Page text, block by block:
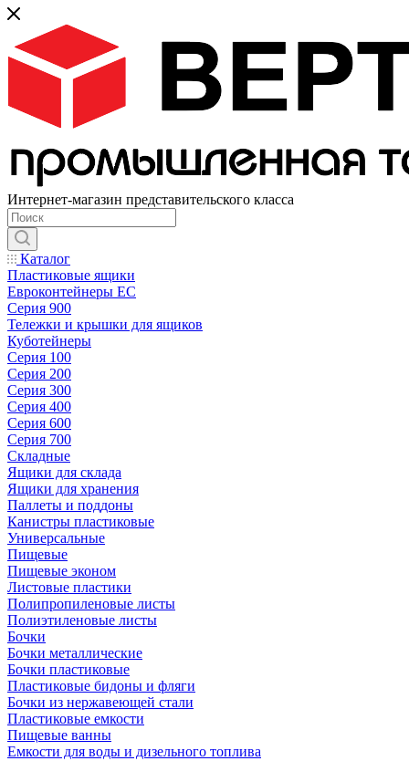
Интернет-магазин представительского класса
Каталог
Пластиковые ящики
Евроконтейнеры ЕС
Серия 900
Тележки и крышки для ящиков
Куботейнеры
Серия 100
Серия 200
Серия 300
Серия 400
Серия 600
Серия 700
Складные
Ящики для склада
Ящики для хранения
Паллеты и поддоны
Канистры пластиковые
Универсальные
Пищевые
Пищевые эконом
Листовые пластики
Полипропиленовые листы
Полиэтиленовые листы
Бочки
Бочки металлические
Бочки пластиковые
Пластиковые бидоны и фляги
Бочки из нержавеющей стали
Пластиковые емкости
Пищевые ванны
Емкости для воды и дизельного топлива